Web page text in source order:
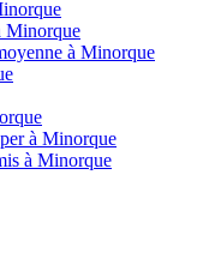
Minorque
à Minorque
à Minorque
à Minorque